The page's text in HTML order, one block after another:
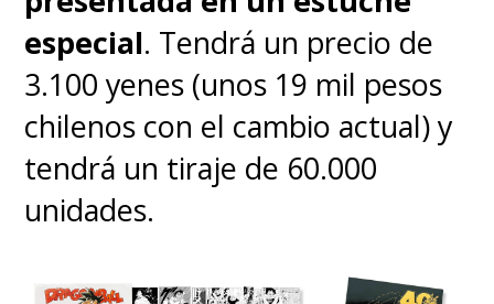
especial. Tendrá un precio de
3.100 yenes (unos 19 mil pesos
chilenos con el cambio actual) y
tendrá un tiraje de 60.000
unidades.